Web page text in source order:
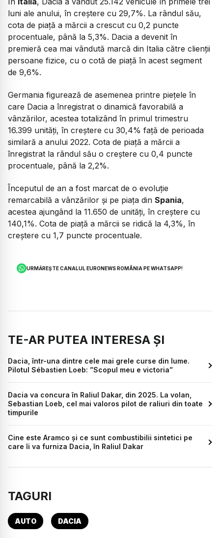
luni ale anului, în creștere cu 29,7%. La rândul său,
cota de piață a mărcii a crescut cu 0,2 puncte
procentuale, până la 5,3%. Dacia a devenit în
premieră cea mai vândută marcă din Italia către clienții
persoane fizice, cu o cotă de piață în acest segment
de 9,6%.
Germania figurează de asemenea printre piețele în
care Dacia a înregistrat o dinamică favorabilă a
vânzărilor, acestea totalizând în primul trimestru
16.399 unități, în creștere cu 30,4% față de perioada
similară a anului 2022. Cota de piață a mărcii a
înregistrat la rândul său o creștere cu 0,4 puncte
procentuale, până la 2,2%.
Începutul de an a fost marcat de o evoluție
remarcabilă a vânzărilor și pe piața din Spania,
acestea ajungând la 11.650 de unități, în creștere cu
140,1%. Cota de piață a mărcii se ridică la 4,3%, în
creștere cu 1,7 puncte procentuale.
URMĂREȘTE CANALUL EURONEWS ROMÂNIA PE WHATSAPP!
TE-AR PUTEA INTERESA ȘI
Dacia, într-una dintre cele mai grele curse din lume.
Pilotul Sébastien Loeb: ”Scopul meu e victoria”
Dacia va concura în Raliul Dakar, din 2025. La volan,
Sebastian Loeb, cel mai valoros pilot de raliuri din toate
timpurile
Cine este Aramco și ce sunt combustibilii sintetici pe
care îi va furniza Dacia, în Raliul Dakar
TAGURI
AUTO DACIA